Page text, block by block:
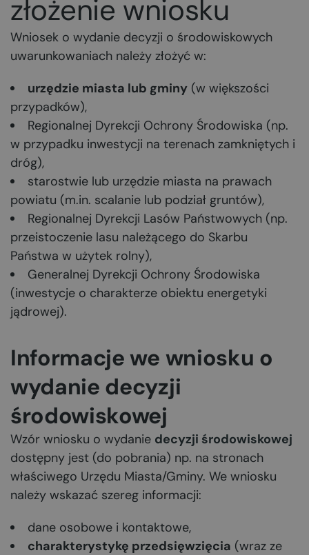
złożenie wniosku
Wniosek o wydanie decyzji o środowiskowych
uwarunkowaniach należy złożyć w:
urzędzie miasta lub gminy (w większości
przypadków),
Regionalnej Dyrekcji Ochrony Środowiska (np.
w przypadku inwestycji na terenach zamkniętych i
dróg),
starostwie lub urzędzie miasta na prawach
powiatu (m.in. scalanie lub podział gruntów),
Regionalnej Dyrekcji Lasów Państwowych (np.
przeistoczenie lasu należącego do Skarbu
Państwa w użytek rolny),
Generalnej Dyrekcji Ochrony Środowiska
(inwestycje o charakterze obiektu energetyki
jądrowej).
Informacje we wniosku o
wydanie decyzji
środowiskowej
Wzór wniosku o wydanie decyzji środowiskowej
dostępny jest (do pobrania) np. na stronach
właściwego Urzędu Miasta/Gminy. We wniosku
należy wskazać szereg informacji:
dane osobowe i kontaktowe,
charakterystykę przedsięwzięcia (wraz ze